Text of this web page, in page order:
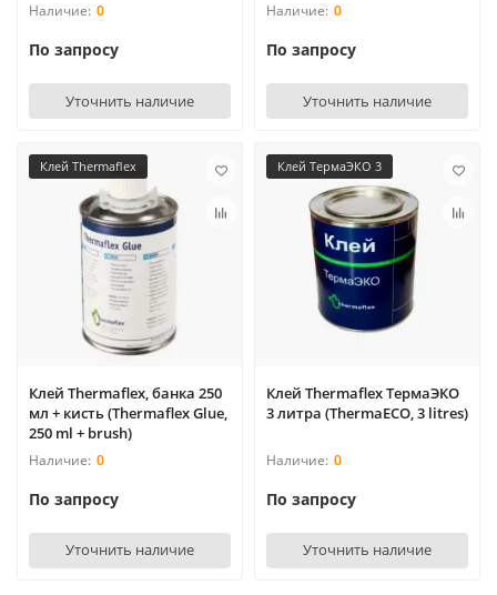
0
По запросу
Уточнить наличие
0
По запросу
Уточнить наличие
Клей Thermaflex
Клей Thermaflex, банка 250
мл + кисть (Thermaflex Glue,
250 ml + brush)
0
По запросу
Уточнить наличие
Клей ТермаЭКО 3
Клей Thermaflex ТермаЭКО
3 литра (ThermaECO, 3 litrеs)
0
По запросу
Уточнить наличие